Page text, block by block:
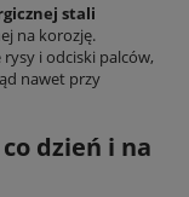
stali
na korozję.
i odciski palców,
nawet przy
dzień i na